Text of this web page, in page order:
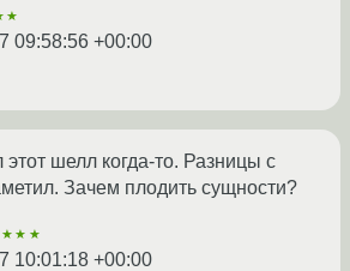
09:58:56 +00:00
шелл когда-то. Разницы с
Зачем плодить сущности?
10:01:18 +00:00